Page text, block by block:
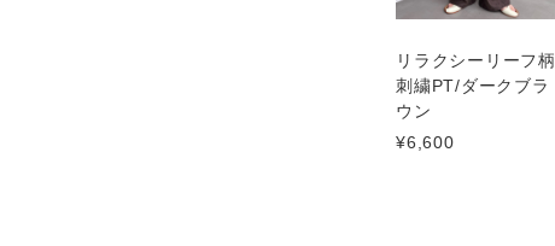
リラクシーリーフ柄
刺繍PT/ダークブラ
ウン
¥6,600